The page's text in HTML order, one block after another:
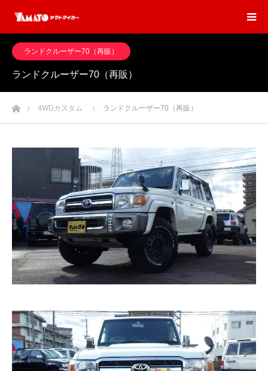
ランドクルーザー70（再販）
ランドクルーザー70（再販）
ホーム4WDカスタム ランドクルーザー70（再販）